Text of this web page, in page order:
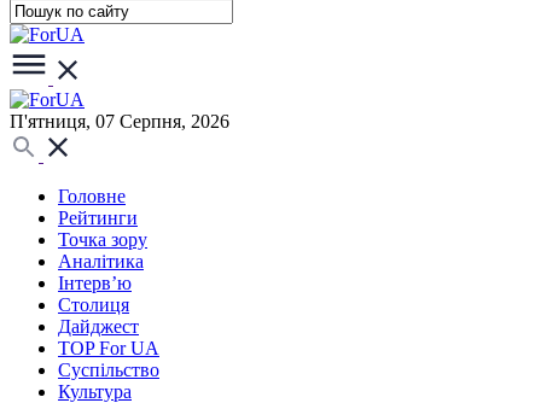
П'ятниця, 07 Серпня, 2026
Головне
Рейтинги
Точка зору
Аналітика
Інтерв’ю
Столиця
Дайджест
TOP For UA
Суспiльство
Культура